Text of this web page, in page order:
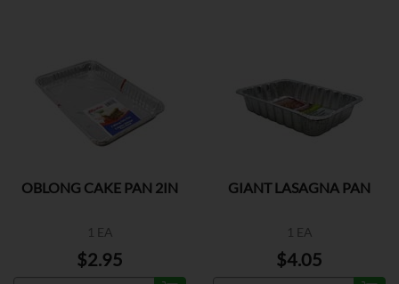
OBLONG CAKE PAN 2IN
1 EA
$2.95
GIANT LASAGNA PAN
1 EA
$4.05